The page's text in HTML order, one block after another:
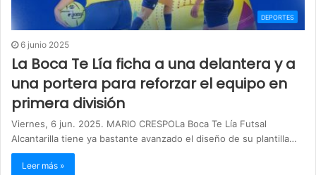
DEPORTES
6 junio 2025
La Boca Te Lía ficha a una delantera y a
una portera para reforzar el equipo en
primera división
Viernes, 6 jun. 2025. MARIO CRESPOLa Boca Te Lía Futsal
Alcantarilla tiene ya bastante avanzado el diseño de su plantilla…
Leer más »